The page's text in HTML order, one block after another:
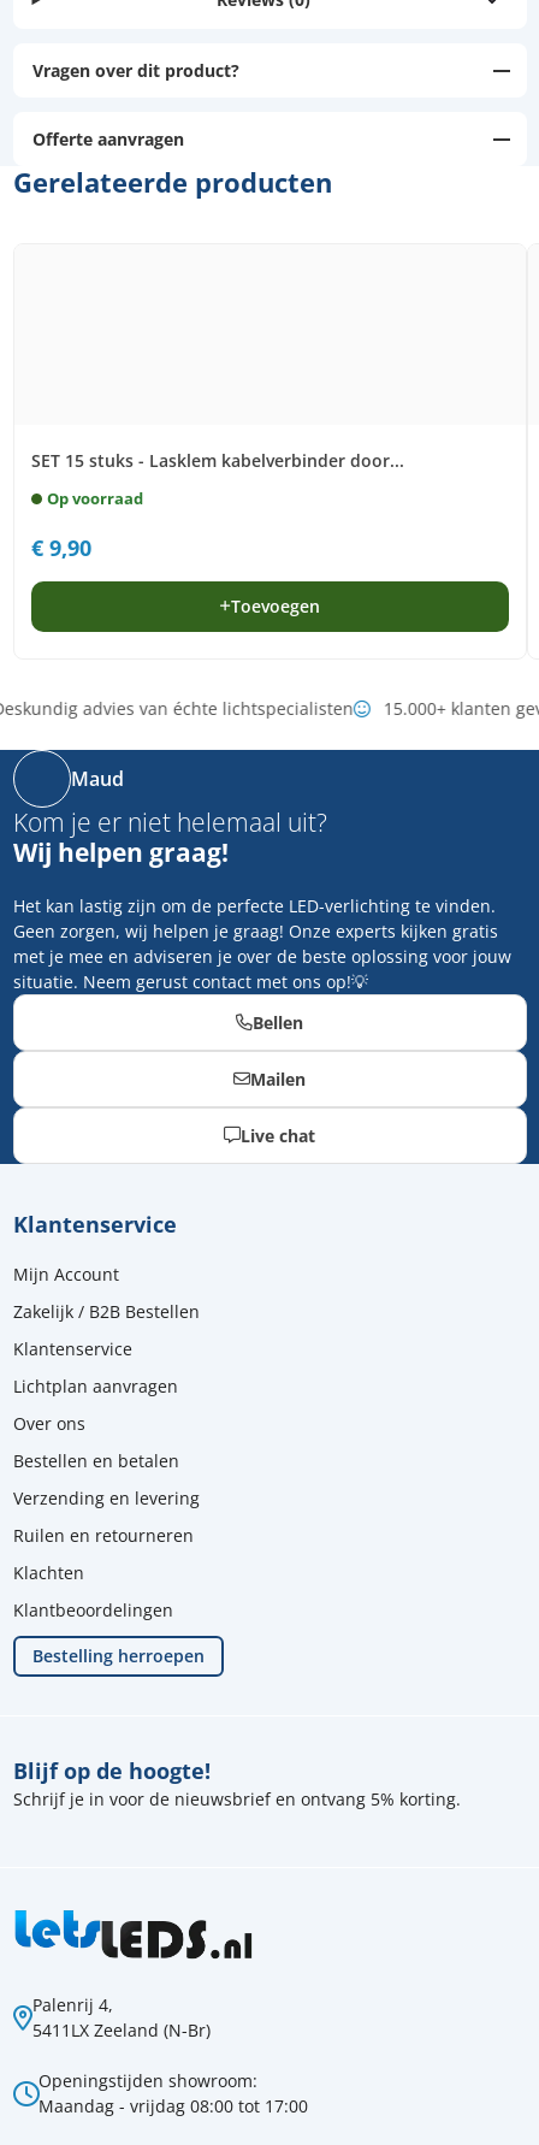
Vragen over dit product?
Offerte aanvragen
Gerelateerde producten
SET 15 stuks - Lasklem kabelverbinder door...
Op voorraad
€9,90
Toevoegen
advies van échte lichtspecialisten 15.000+ klanten
Maud
Kom je er niet helemaal uit?
Wij helpen graag!
Het kan lastig zijn om de perfecte LED-verlichting te vinden.
Geen zorgen, wij helpen je graag! Onze experts kijken gratis
met je mee en adviseren je over de beste oplossing voor jouw
situatie. Neem gerust contact met ons op!💡
Bellen
Mailen
Live chat
Palenrij 4,
5411LX Zeeland (N-Br)
Openingstijden showroom:
Maandag - vrijdag 08:00 tot 17:00
Blijf op de hoogte!
Schrijf je in voor de nieuwsbrief en ontvang 5% korting.
Klantenservice
Mijn Account
Zakelijk / B2B Bestellen
Klantenservice
Lichtplan aanvragen
Over ons
Bestellen en betalen
Verzending en levering
Ruilen en retourneren
Klachten
Klantbeoordelingen
Bestelling herroepen